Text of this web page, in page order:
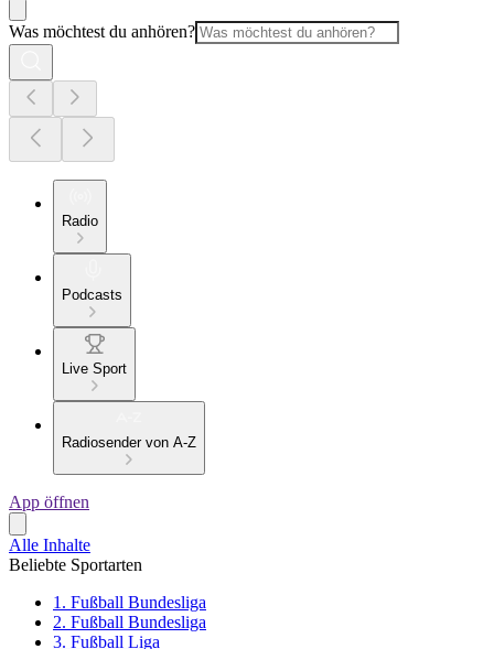
Was möchtest du anhören?
Radio
Podcasts
Live Sport
Radiosender von A-Z
App öffnen
Alle Inhalte
Beliebte Sportarten
1. Fußball Bundesliga
2. Fußball Bundesliga
3. Fußball Liga